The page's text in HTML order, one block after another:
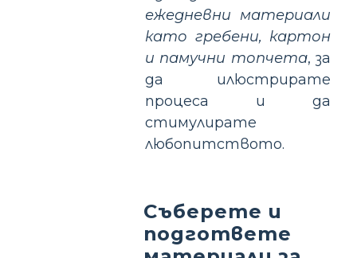
ежедневни материали
като гребени, картон
и памучни топчета, за
да илюстрирате
процеса и да
стимулирате
любопитството.
Съберете и
подгответе